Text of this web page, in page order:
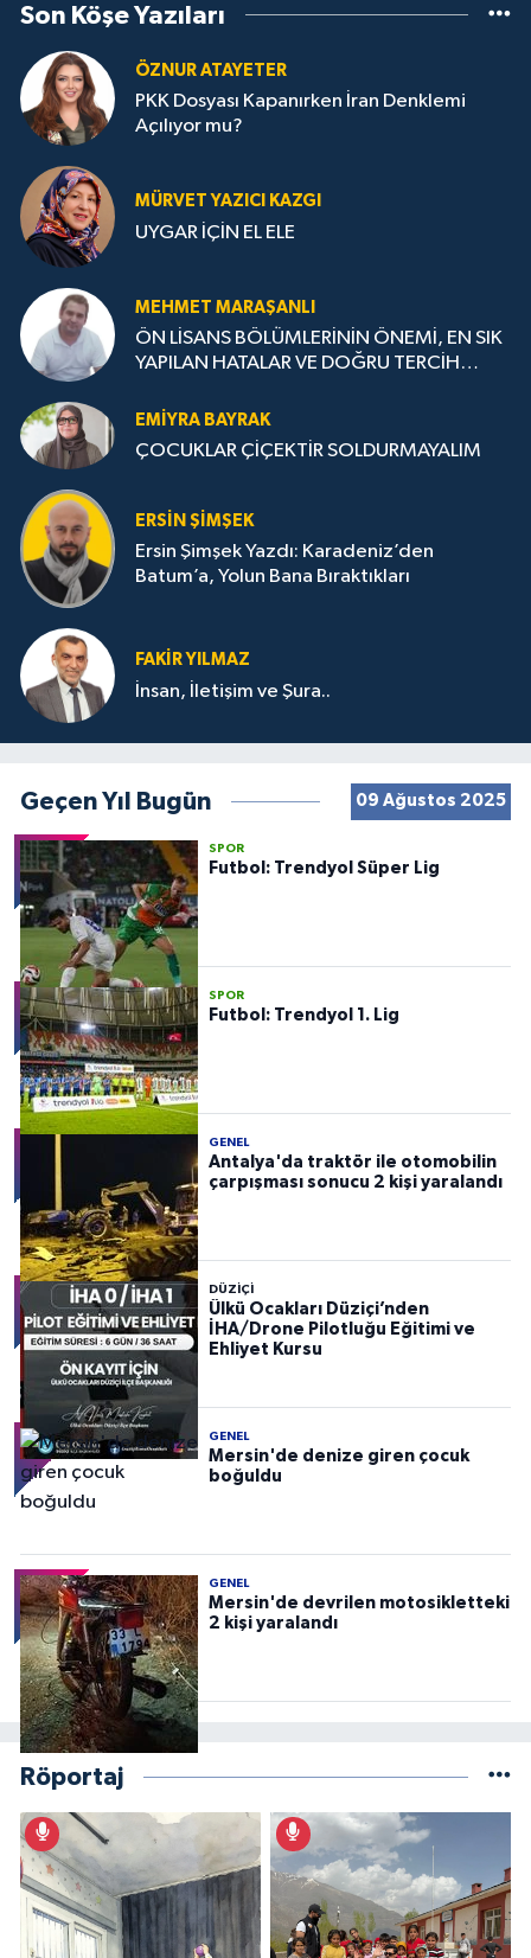
Son Köşe Yazıları
ÖZNUR ATAYETER
PKK Dosyası Kapanırken İran Denklemi
Açılıyor mu?
MÜRVET YAZICI KAZGI
UYGAR İÇİN EL ELE
MEHMET MARAŞANLI
ÖN LİSANS BÖLÜMLERİNİN ÖNEMİ, EN SIK
YAPILAN HATALAR VE DOĞRU TERCİH
EMIYRA BAYRAK
ÇOCUKLAR ÇİÇEKTİR SOLDURMAYALIM
ERSIN ŞIMŞEK
Ersin Şimşek Yazdı: Karadeniz’den
Batum’a, Yolun Bana Bıraktıkları
FAKIR YILMAZ
İnsan, İletişim ve Şura..
Geçen Yıl Bugün 09 Ağustos 2025
SPOR
Futbol: Trendyol Süper Lig
SPOR
Futbol: Trendyol 1. Lig
GENEL
Antalya'da traktör ile otomobilin
çarpışması sonucu 2 kişi yaralandı
DÜZIÇI
Ülkü Ocakları Düziçi’nden
İHA/Drone Pilotluğu Eğitimi ve
Ehliyet Kursu
GENEL
Mersin'de denize giren çocuk
boğuldu
GENEL
Mersin'de devrilen motosikletteki
2 kişi yaralandı
Röportaj